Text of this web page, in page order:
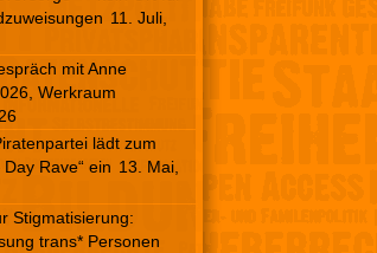
11. Juli,
mit Anne
Werkraum
lädt zum
Day Rave“ ein 13. Mai,
Stigmatisierung:
trans* Personen